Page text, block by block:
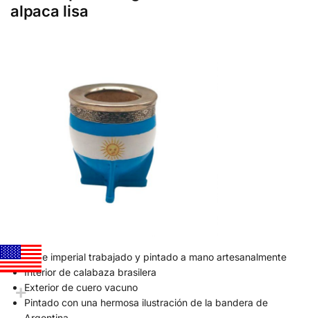
alpaca lisa
Mate imperial trabajado y pintado a mano artesanalmente
Interior de calabaza brasilera
Exterior de cuero vacuno
Pintado con una hermosa ilustración de la bandera de